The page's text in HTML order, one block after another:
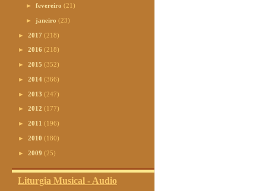
►fevereiro(21)
► janeiro(23)
► 2017 (218)
► 2016 (218)
► 2015 (352)
► 2014 (366)
► 2013 (247)
► 2012 (177)
► 2011 (196)
► 2010 (180)
► 2009 (25)
Liturgia Musical - Audio